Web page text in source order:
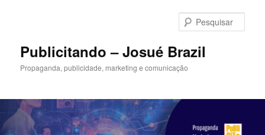
principalPublicitando – Josué Brazil
Propaganda, publicidade, marketing e comunicação